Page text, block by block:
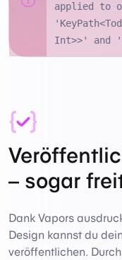
– sogar
Dank Vapors
Design kannst du
veröffentlichen.
applied to
Int>>' and